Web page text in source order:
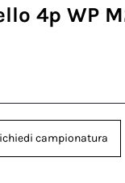
4p WP
campionatura